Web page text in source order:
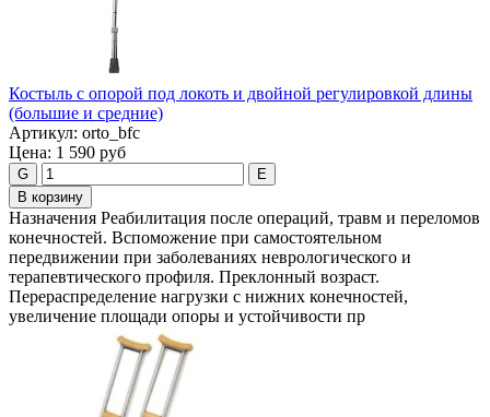
Костыль с опорой под локоть и двойной регулировкой длины
(большие и средние)
Артикул: orto_bfc
Цена: 1 590 руб
G
E
В корзину
Назначения Реабилитация после операций, травм и переломов
конечностей. Вспоможение при самостоятельном
передвижении при заболеваниях неврологического и
терапевтического профиля. Преклонный возраст.
Перераспределение нагрузки с нижних конечностей,
увеличение площади опоры и устойчивости пр